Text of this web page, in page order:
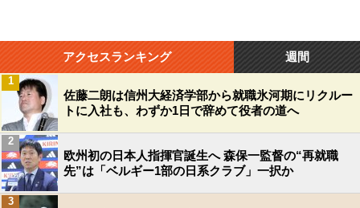
アクセスランキング 週間
佐藤二朗は信州大経済学部から就職氷河期にリクルー
トに入社も、わずか1日で辞めて役者の道へ
1
欧州初の日本人指揮官誕生へ 森保一監督の“再就職
先”は「ベルギー1部の日系クラブ」一択か
2
3